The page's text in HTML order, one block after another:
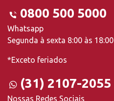
0800 500 5000
Whatsapp
Segunda à sexta 8:00 às 18:00
*Exceto feriados
(31) 2107-2055
Nossas Redes Sociais